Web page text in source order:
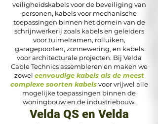
veiligheidskabels voor de beveiliging van
personen, kabels voor mechanische
toepassingen binnen het domein van de
schrijnwerkerij zoals kabels en geleiders
voor tuimelramen, rolluiken,
garagepoorten, zonnewering, en kabels
voorarchitecturale projecten. Bij Velda
Cable Technics assembleren en maken we
zowel eenvoudige kabels als de meest
complexe soorten kabelsvoor vrijwel alle
mogelijke toepassingen binnen de
woningbouw en de industriebouw.
Velda QS en Velda